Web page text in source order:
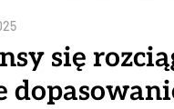
się